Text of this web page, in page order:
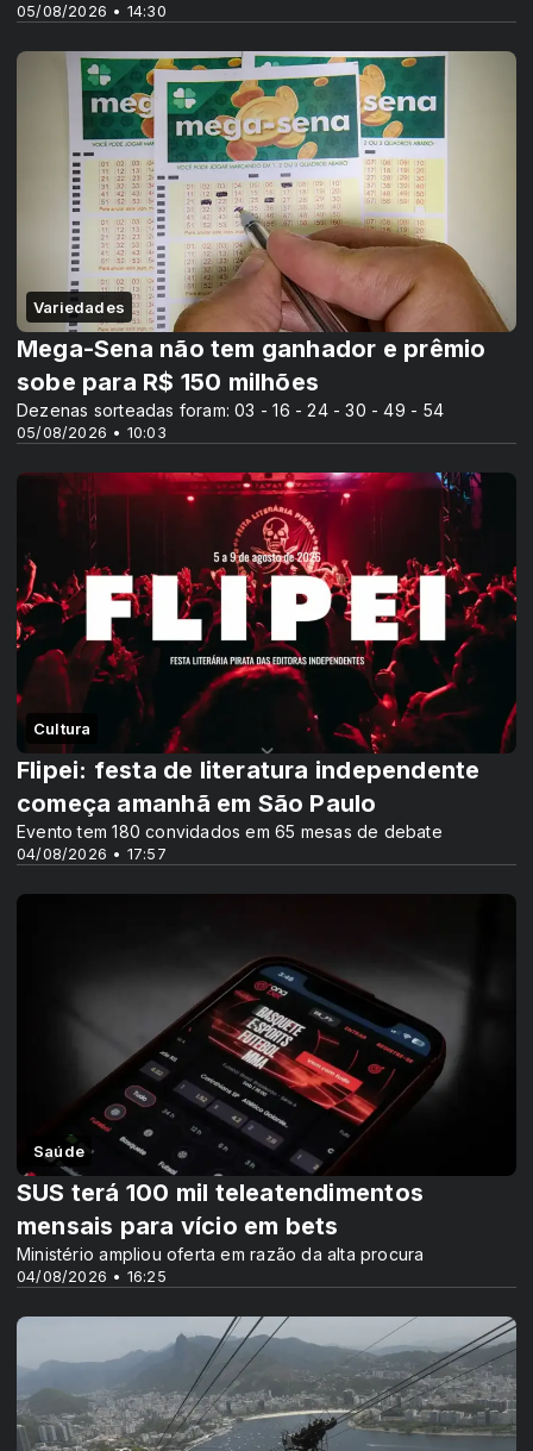
05/08/2026 • 14:30
Variedades
05/08/2026 • 10:03
Mega-Sena não tem ganhador e prêmio
sobe para R$ 150 milhões
Dezenas sorteadas foram: 03 - 16 - 24 - 30 - 49 - 54
Cultura
04/08/2026 • 17:57
Flipei: festa de literatura independente
começa amanhã em São Paulo
Evento tem 180 convidados em 65 mesas de debate
Saúde
04/08/2026 • 16:25
SUS terá 100 mil teleatendimentos
mensais para vício em bets
Ministério ampliou oferta em razão da alta procura